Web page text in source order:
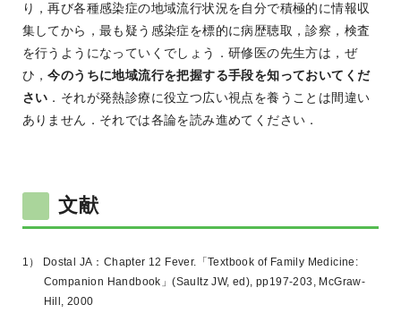
り，再び各種感染症の地域流行状況を自分で積極的に情報収
集してから，最も疑う感染症を標的に病歴聴取，診察，検査
を行うようになっていくでしょう．研修医の先生方は，ぜ
ひ，今のうちに地域流行を把握する手段を知っておいてくだ
さい ．それが発熱診療に役立つ広い視点を養うことは間違い
ありません．それでは各論を読み進めてください．
文献
1） Dostal JA：Chapter 12 Fever.「Textbook of Family Medicine:
Companion Handbook」(Saultz JW, ed), pp197-203, McGraw-
Hill, 2000